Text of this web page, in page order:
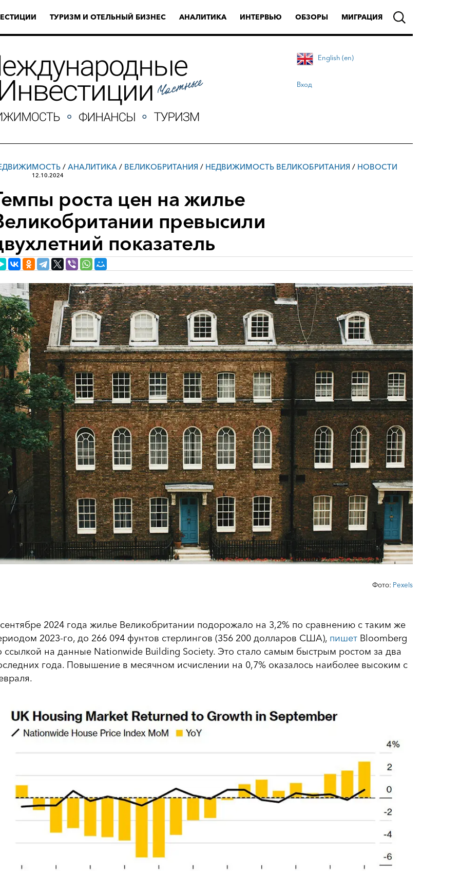
ТУРИЗМ И ОТЕЛЬНЫЙ БИЗНЕС АНАЛИТИКА ИНТЕРВЬЮ ОБЗОРЫ МИГРАЦИЯ
English (en)
Вход
/ АНАЛИТИКА / ВЕЛИКОБРИТАНИЯ / НЕДВИЖИМОСТЬ ВЕЛИКОБРИТАНИЯ / НОВОСТИ
12.10.2024
роста цен на жилье
превысили
показатель
Фото: Рexels
2024 года жилье Великобритании подорожало на 3,2% по сравнению с таким же
2023-го, до 266 094 фунтов стерлингов (356 200 долларов США), пишет Bloomberg
ссылкой на данные Nationwide Building Society. Это стало самым быстрым ростом за два
года. Повышение в месячном исчислении на 0,7% оказалось наиболее высоким с